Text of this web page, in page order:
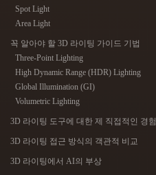
Blender
Godot Maya
ComfyUI
스타일
Abstract Anime
Spot Light
Area Light
꼭 알아야 할 3D 라이팅 가이드 기법
Three-Point Lighting
High Dynamic Range (HDR) Lighting
Global Illumination (GI)
Volumetric Lighting
3D 라이팅 도구에 대한 제 직접적인 경험
3D 라이팅 접근 방식의 객관적 비교
3D 라이팅에서 AI의 부상